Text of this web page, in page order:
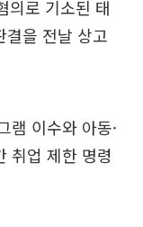
의로 기소된 태
결을 전날 상고
램 이수와 아동·
취업 제한 명령